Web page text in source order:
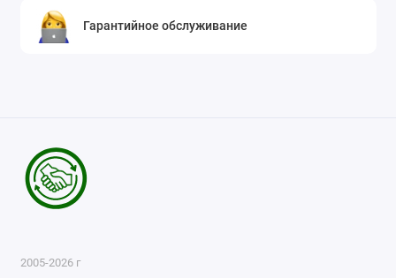
Гарантийное обслуживание
2005-2026 г